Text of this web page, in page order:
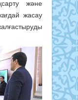
және
жасау